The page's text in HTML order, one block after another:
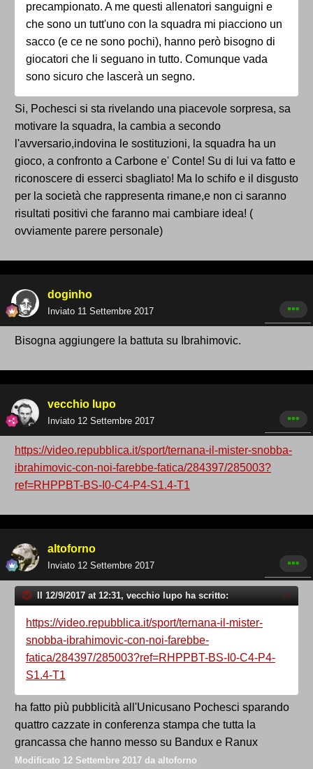
precampionato. A me questi allenatori sanguigni e
che sono un tutt'uno con la squadra mi piacciono un
sacco (e ce ne sono pochi), hanno però bisogno di
giocatori che li seguano in tutto. Comunque vada
sono sicuro che lascerà un segno.
Si, Pochesci si sta rivelando una piacevole sorpresa, sa
motivare la squadra, la cambia a secondo
l'avversario,indovina le sostituzioni, la squadra ha un
gioco, a confronto a Carbone e' Conte! Su di lui va fatto e
riconoscere di esserci sbagliato! Ma lo schifo e il disgusto
per la società che rappresenta rimane,e non ci saranno
risultati positivi che faranno mai cambiare idea! (
ovviamente parere personale)
doginho
Inviato 11 Settembre 2017
Bisogna aggiungere la battuta su Ibrahimovic.
vecchio lupo
Inviato 12 Settembre 2017
https://video.repubblica.it/sport/ternana-il-mister-snobba-
ibrahimovic-con-noi-farebbe-fatica/284397/285003?
ref=RHPPBT-BS-I0-C4-P4-S1.4-T1
altoforno
Inviato 12 Settembre 2017
Il 12/9/2017 at 12:31, vecchio lupo ha scritto:
https://video.repubblica.it/sport/ternana-il-mister-
snobba-ibrahimovic-con-noi-farebbe-
fatica/284397/285003?ref=RHPPBT-BS-I0-C4-P4-
S1.4-T1
ha fatto più pubblicità all'Unicusano Pochesci sparando
quattro cazzate in conferenza stampa che tutta la
grancassa che hanno messo su Bandux e Ranux
Modificato 12 Settembre 2017 da altoforno